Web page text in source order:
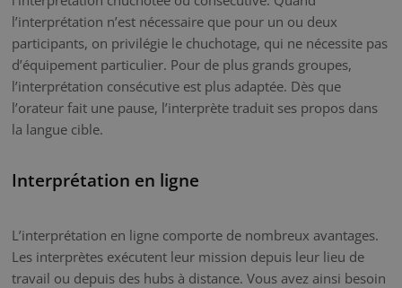
l’interprétation n’est nécessaire que pour un ou deux
participants, on privilégie le chuchotage, qui ne nécessite pas
d’équipement particulier. Pour de plus grands groupes,
l’interprétation consécutive est plus adaptée. Dès que
l’orateur fait une pause, l’interprète traduit ses propos dans
la langue cible.
Interprétation en ligne
L’interprétation en ligne comporte de nombreux avantages.
Les interprètes exécutent leur mission depuis leur lieu de
travail ou depuis des hubs à distance. Vous avez ainsi besoin